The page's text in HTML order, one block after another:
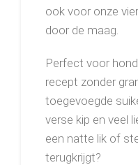
ook voor onze
door de maag.
Perfect voor
recept zonder
toegevoegde
verse kip en veel
een natte lik of
terugkrijgt?